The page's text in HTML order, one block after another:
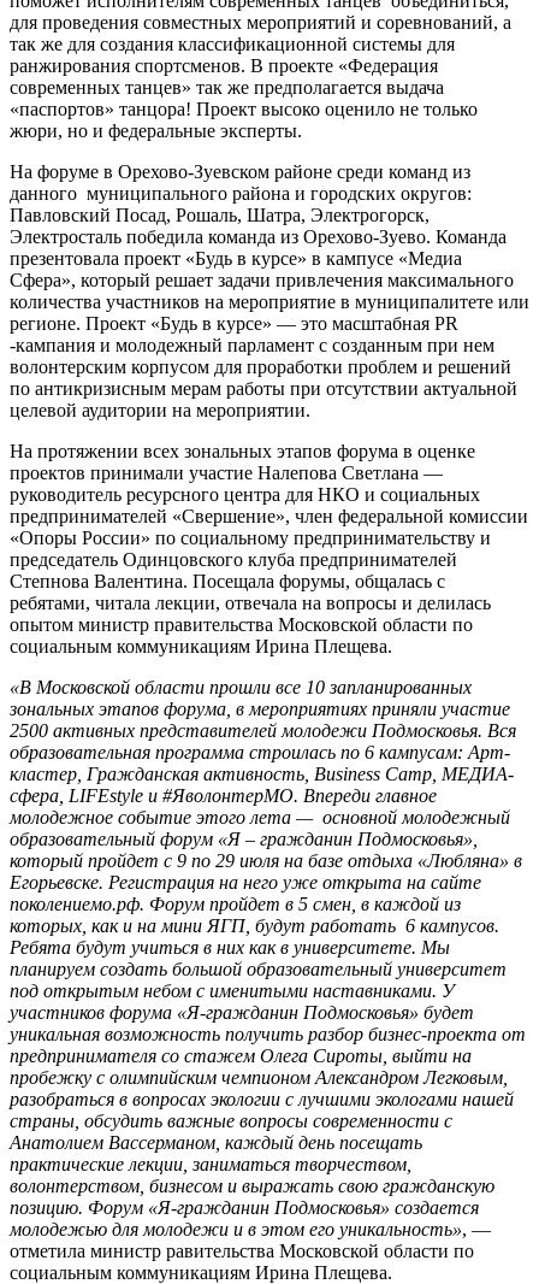
для проведения совместных мероприятий и соревнований, а
так же для создания классификационной системы для
ранжирования спортсменов. В проекте «Федерация
современных танцев» так же предполагается выдача
«паспортов» танцора! Проект высоко оценило не только
жюри, но и федеральные эксперты.
На форуме в Орехово-Зуевском районе среди команд из
данного муниципального района и городских округов:
Павловский Посад, Рошаль, Шатра, Электрогорск,
Электросталь победила команда из Орехово-Зуево. Команда
презентовала проект «Будь в курсе» в кампусе «Медиа
Сфера», который решает задачи привлечения максимального
количества участников на мероприятие в муниципалитете или
регионе. Проект «Будь в курсе» — это масштабная PR
-кампания и молодежный парламент с созданным при нем
волонтерским корпусом для проработки проблем и решений
по антикризисным мерам работы при отсутствии актуальной
целевой аудитории на мероприятии.
На протяжении всех зональных этапов форума в оценке
проектов принимали участие Налепова Светлана —
руководитель ресурсного центра для НКО и социальных
предпринимателей «Свершение», член федеральной комиссии
«Опоры России» по социальному предпринимательству и
председатель Одинцовского клуба предпринимателей
Степнова Валентина. Посещала форумы, общалась с
ребятами, читала лекции, отвечала на вопросы и делилась
опытом министр правительства Московской области по
социальным коммуникациям Ирина Плещева.
«В Московской области прошли все 10 запланированных
зональных этапов форума, в мероприятиях приняли участие
2500 активных представителей молодежи Подмосковья. Вся
образовательная программа строилась по 6 кампусам: Арт-
кластер, Гражданская активность, Business Camp, МЕДИА-
сфера, LIFEstyle и #ЯволонтерМО. Впереди главное
молодежное событие этого лета — основной молодежный
образовательный форум «Я – гражданин Подмосковья»,
который пройдет с 9 по 29 июля на базе отдыха «Любляна» в
Егорьевске. Регистрация на него уже открыта на сайте
поколениемо.рф. Форум пройдет в 5 смен, в каждой из
которых, как и на мини ЯГП, будут работать 6 кампусов.
Ребята будут учиться в них как в университете. Мы
планируем создать большой образовательный университет
под открытым небом с именитыми наставниками. У
участников форума «Я-гражданин Подмосковья» будет
уникальная возможность получить разбор бизнес-проекта от
предпринимателя со стажем Олега Сироты, выйти на
пробежку с олимпийским чемпионом Александром Легковым,
разобраться в вопросах экологии с лучшими экологами нашей
страны, обсудить важные вопросы современности с
Анатолием Вассерманом, каждый день посещать
практические лекции, заниматься творчеством,
волонтерством, бизнесом и выражать свою гражданскую
позицию. Форум «Я-гражданин Подмосковья» создается
молодежью для молодежи и в этом его уникальность», —
отметила министр равительства Московской области по
социальным коммуникациям Ирина Плещева.